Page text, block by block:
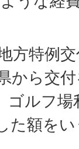
方特例
から交
ゴルフ
た額を